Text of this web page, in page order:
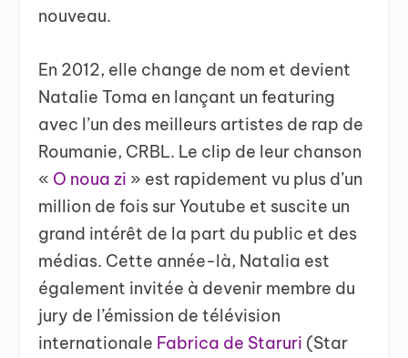
nouveau.
En 2012, elle change de nom et devient
Natalie Toma en lançant un featuring
avec l’un des meilleurs artistes de rap de
Roumanie, CRBL. Le clip de leur chanson
« O noua zi » est rapidement vu plus d’un
million de fois sur Youtube et suscite un
grand intérêt de la part du public et des
médias. Cette année-là, Natalia est
également invitée à devenir membre du
jury de l’émission de télévision
internationale Fabrica de Staruri (Star